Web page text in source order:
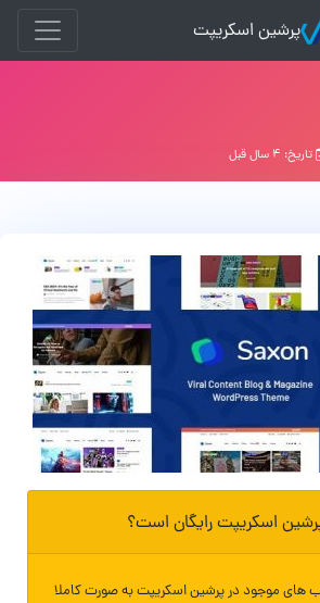
پرشین اسکریپت
تاریخ: ۴ سال قبل
اسکریپت رایگان است؟
های موجود در پرشین اسکریپت به صورت کاملا